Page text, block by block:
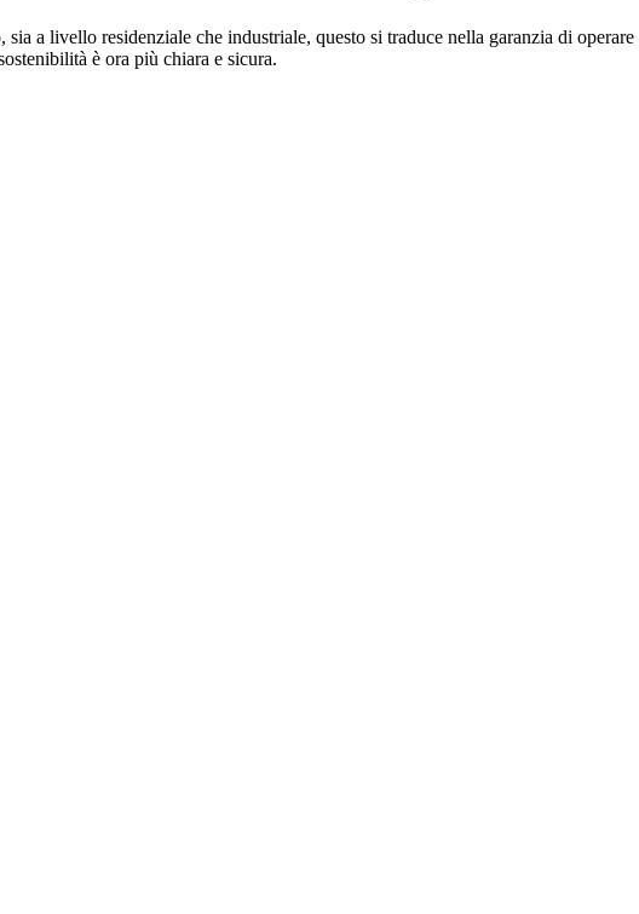
a livello residenziale che industriale, questo si traduce nella garanzia di operare
è ora più chiara e sicura.